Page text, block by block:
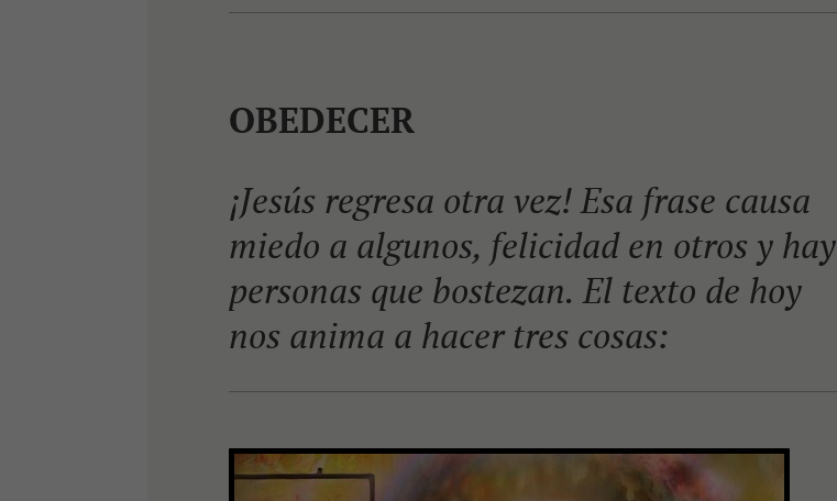
OBEDECER
¡Jesús regresa otra vez! Esa frase causa
miedo a algunos, felicidad en otros y hay
personas que bostezan. El texto de hoy
nos anima a hacer tres cosas: